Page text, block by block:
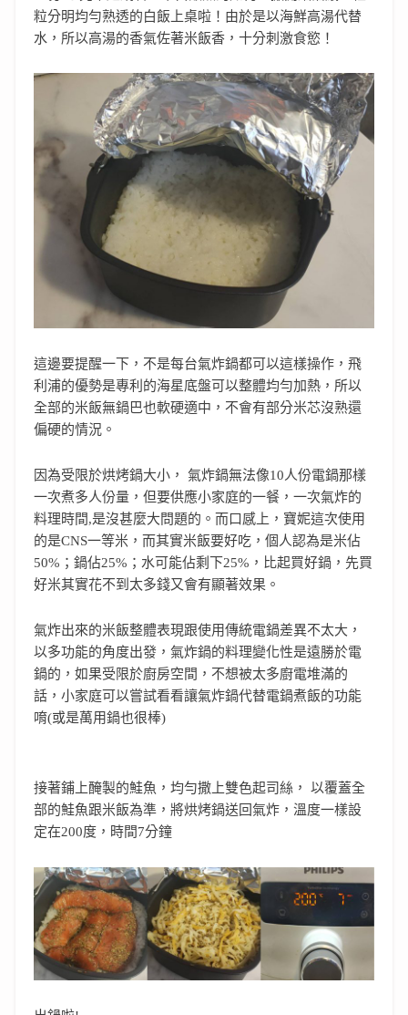
粒分明均勻熟透的白飯上桌啦！由於是以海鮮高湯代替
水，所以高湯的香氣佐著米飯香，十分刺激食慾！
這邊要提醒一下，不是每台氣炸鍋都可以這樣操作，飛
利浦的優勢是專利的海星底盤可以整體均勻加熱，所以
全部的米飯無鍋巴也軟硬適中，不會有部分米芯沒熟還
偏硬的情況。
因為受限於烘烤鍋大小， 氣炸鍋無法像10人份電鍋那樣
一次煮多人份量，但要供應小家庭的一餐，一次氣炸的
料理時間,是沒甚麼大問題的。而口感上，寶妮這次使用
的是CNS一等米，而其實米飯要好吃，個人認為是米佔
50%；鍋佔25%；水可能佔剩下25%，比起買好鍋，先買
好米其實花不到太多錢又會有顯著效果。
氣炸出來的米飯整體表現跟使用傳統電鍋差異不太大，
以多功能的角度出發，氣炸鍋的料理變化性是遠勝於電
鍋的，如果受限於廚房空間，不想被太多廚電堆滿的
話，小家庭可以嘗試看看讓氣炸鍋代替電鍋煮飯的功能
唷(或是萬用鍋也很棒)
接著鋪上醃製的鮭魚，均勻撒上雙色起司絲， 以覆蓋全
部的鮭魚跟米飯為準，將烘烤鍋送回氣炸，溫度一樣設
定在200度，時間7分鐘